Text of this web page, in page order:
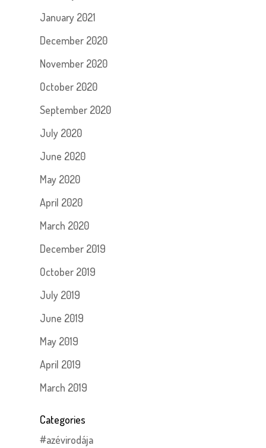
January 2021
December 2020
November 2020
October 2020
September 2020
July 2020
June 2020
May 2020
April 2020
March 2020
December 2019
October 2019
July 2019
June 2019
May 2019
April 2019
March 2019
Categories
#azévirodája